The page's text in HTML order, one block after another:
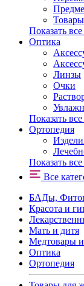
Показать
Оптика
Линзы
Очки
Показать
Ортопедия
Показать
Все
БАДы,
Красота и
Мать и дитя
Медтовары
Оптика
Ортопедия